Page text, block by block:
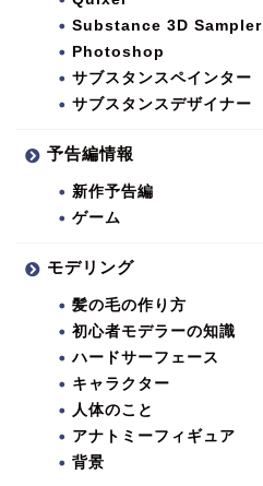
Substance 3D Sampler
Photoshop
サブスタンスペインター
サブスタンスデザイナー
予告編情報
新作予告編
ゲーム
モデリング
髪の毛の作り方
初心者モデラーの知識
ハードサーフェース
キャラクター
人体のこと
アナトミーフィギュア
背景